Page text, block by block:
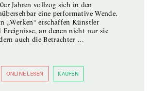
Jahren vollzog sich in den
eine performative Wende.
„Werken“ erschaffen Künstler
Ereignisse, an denen nicht nur sie
auch die Betrachter …
ONLINE LESEN KAUFEN